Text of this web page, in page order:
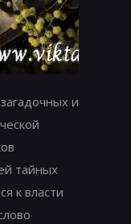
и
тайных
к власти